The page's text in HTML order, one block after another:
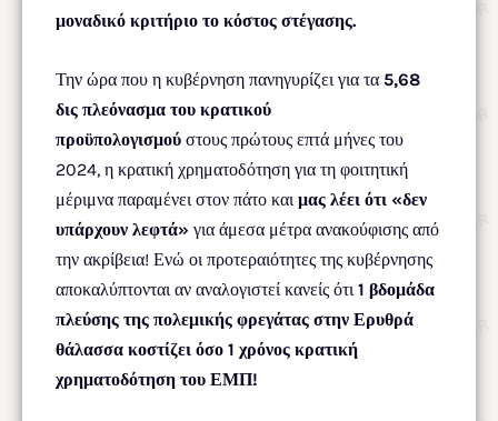
μοναδικό κριτήριο το κόστος στέγασης.
Την ώρα που η κυβέρνηση πανηγυρίζει για τα 5,68
δις πλεόνασμα του κρατικού
προϋπολογισμού στους πρώτους επτά μήνες του
2024, η κρατική χρηματοδότηση για τη φοιτητική
μέριμνα παραμένει στον πάτο καιμας λέει ότι «δεν
υπάρχουν λεφτά» για άμεσα μέτρα ανακούφισης από
την ακρίβεια! Ενώ οι προτεραιότητες της κυβέρνησης
αποκαλύπτονται αν αναλογιστεί κανείς ότι1 βδομάδα
πλεύσης της πολεμικής φρεγάτας στην Ερυθρά
θάλασσα κοστίζει όσο 1 χρόνος κρατική
χρηματοδότηση του ΕΜΠ!